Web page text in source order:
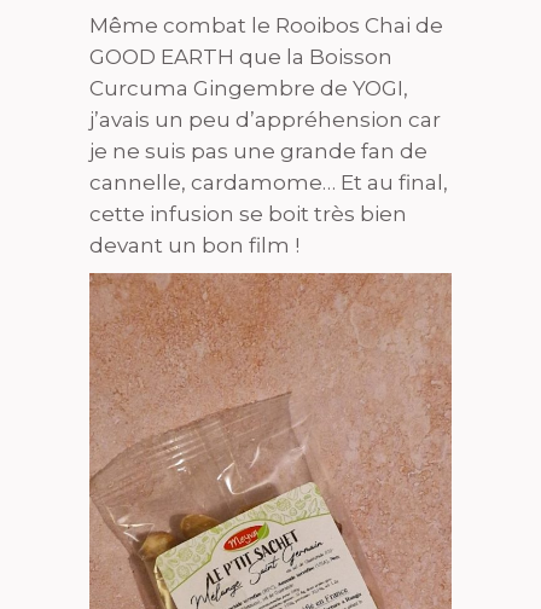
Même combat le Rooibos Chai de
GOOD EARTH que la Boisson
Curcuma Gingembre de YOGI,
j’avais un peu d’appréhension car
je ne suis pas une grande fan de
cannelle, cardamome… Et au final,
cette infusion se boit très bien
devant un bon film !